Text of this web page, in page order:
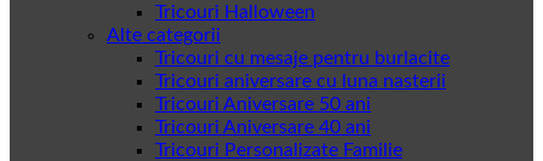
Tricouri Halloween
Alte categorii
Tricouri cu mesaje pentru burlacite
Tricouri aniversare cu luna nasterii
Tricouri Aniversare 50 ani
Tricouri Aniversare 40 ani
Tricouri Personalizate Familie